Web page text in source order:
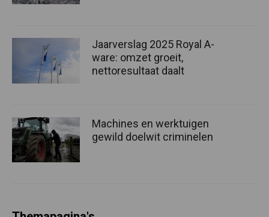
Jaarverslag 2025 Royal A-
ware: omzet groeit,
nettoresultaat daalt
Machines en werktuigen
gewild doelwit criminelen